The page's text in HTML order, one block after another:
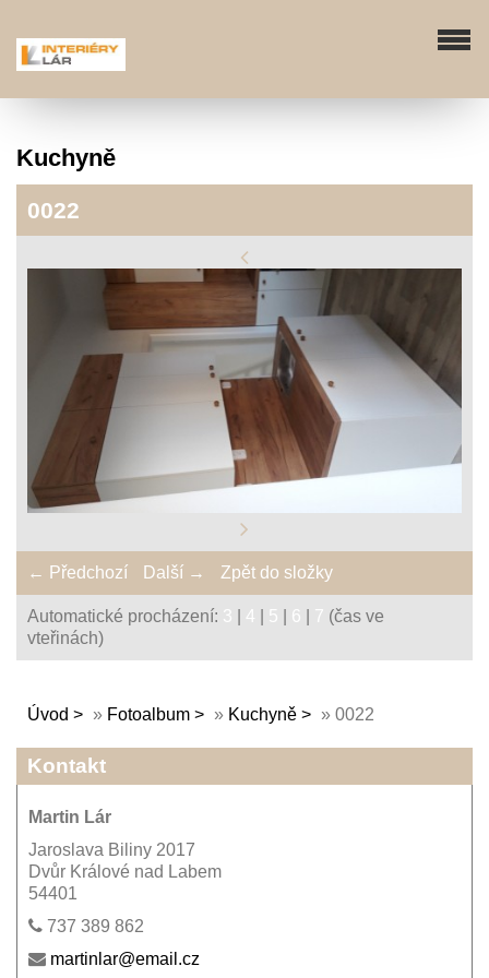
Kuchyně
0022
← Předchozí Další → Zpět do složky
Automatické procházení: 3 4 5 6 7 (čas ve
vteřinách)
Úvod » Fotoalbum » Kuchyně » 0022
Kontakt
Martin Lár
Jaroslava Biliny 2017
Dvůr Králové nad Labem
54401
737 389 862
martinlar@email.cz